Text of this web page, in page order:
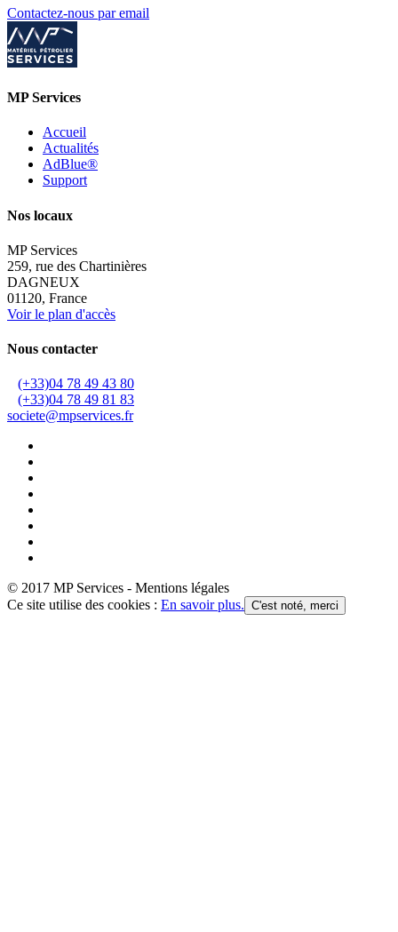
Contactez-nous par email
MP Services
Accueil
Actualités
AdBlue®
Support
Nos locaux
MP Services
259, rue des Chartinières
DAGNEUX
01120, France
Voir le plan d'accès
Nous contacter
(+33)04 78 49 43 80
(+33)04 78 49 81 83
societe@mpservices.fr
© 2017 MP Services - Mentions légales
Ce site utilise des cookies : En savoir plus. C'est noté, merci